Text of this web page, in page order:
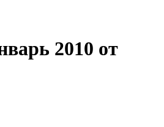
2010 от